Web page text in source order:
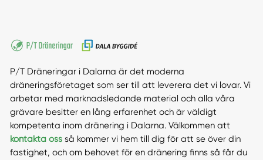
P/T Dräneringar i Dalarna är det moderna
dräneringsföretaget som ser till att leverera det vi lovar. Vi
arbetar med marknadsledande material och alla våra
grävare besitter en lång erfarenhet och är väldigt
kompetenta inom dränering i Dalarna. Välkommen att
kontakta ossså kommer vi hem till dig för att se över din
fastighet, och om behovet för en dränering finns så får du